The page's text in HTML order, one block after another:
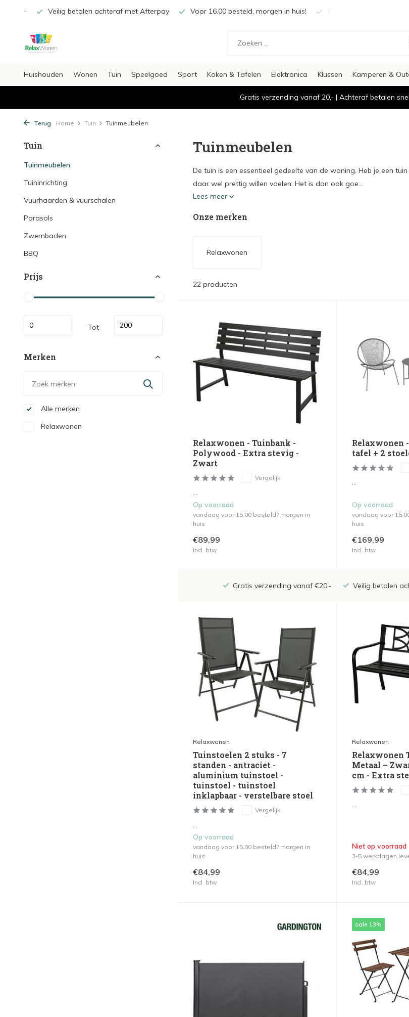
€20,- Veilig betalen achteraf met Afterpay Voor 16.00 besteld, morgen in huis!
Huishouden Wonen Tuin Speelgoed Sport Koken & Tafelen Elektronica Klussen Kamperen &
Gratis verzending vanaf 20,- | Achteraf betalen
Terug Home Tuin Tuinmeubelen
Tuin
Tuinmeubelen
Tuininrichting
Vuurhaarden & vuurschalen
Parasols
Zwembaden
BBQ
Prijs
Tot
Merken
Alle merken
Relaxwonen
Tuinmeubelen
De tuin is een essentieel gedeelte van de woning. Heb je een
daar wel prettig willen voelen. Het is dan ook goe...
Lees meer
Onze merken
Relaxwonen
22 producten
Relaxwonen - Tuinbank -
Polywood - Extra stevig -
Zwart
Vergelijk
...
Op voorraad
vandaag voor 15.00 besteld? morgen in
huis
€89,99
Incl. btw
Relaxwonen
tafel + 2
...
Op voorraad
vandaag voor
huis
€169,99
Incl. btw
Gratis verzending vanaf €20,- Veilig betalen
Relaxwonen
Tuinstoelen 2 stuks - 7
standen - antraciet -
aluminium tuinstoel -
tuinstoel - tuinstoel
inklapbaar - verstelbare stoel
Vergelijk
...
Op voorraad
vandaag voor 15.00 besteld? morgen in
huis
€84,99
Incl. btw
Relaxwonen
Relaxwonen
Metaal –
cm - Extra
...
Niet op voorraad
3-5 werkdagen
€84,99
Incl. btw
sale 13%